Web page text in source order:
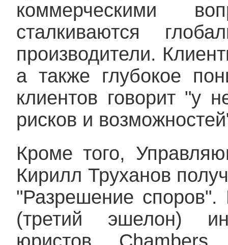
коммерческими
сталкиваются
производители.
а также глубокое
клиентов говорит "у
рисков и
Кроме того,
Кирилл Труханов
"Разрешение
(третий эшелон)